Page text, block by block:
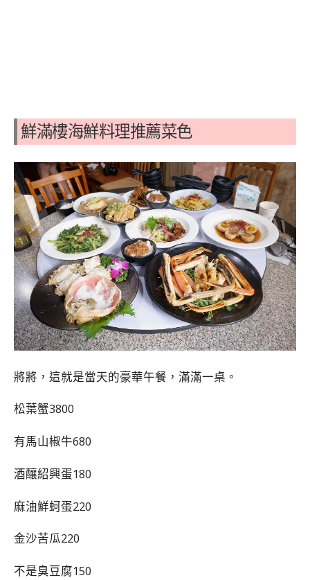
鮮滿樓海鮮料理推薦菜色
將將，這就是當天的豪華午餐，滿滿一桌。
松葉蟹3800
有馬山椒牛680
酒釀紹興蛋180
麻油鮮蚵蛋220
金沙苦瓜220
不是臭豆腐150